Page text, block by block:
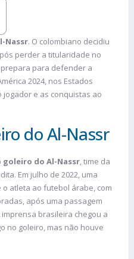
Nassr. O colombiano decidiu
perder a titularidade no
prepara para defender a
2024, nos Estados
jogador e as conquistas ao
do Al-Nassr
goleiro do Al-Nassr, time da
Em julho de 2022, uma
atleta ao futebol árabe, com
após uma passagem
brasileira chegou a
no goleiro, mas não houve